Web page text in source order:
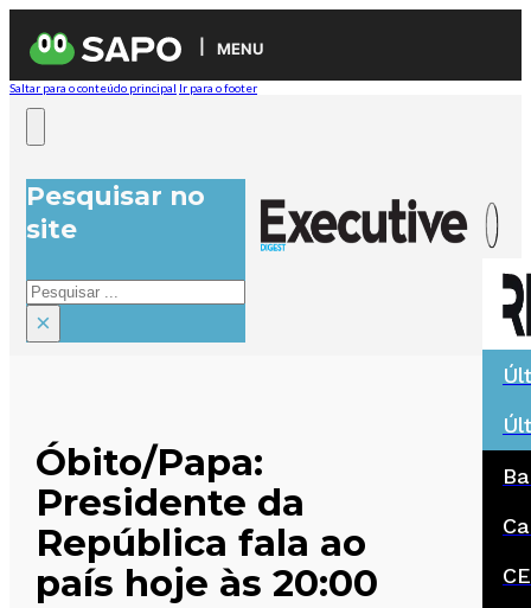
MENU
Saltar para o conteúdo principal Ir para o footer
Pesquisar no
site
Pesquisar
×
Óbito/Papa:
Presidente da
República fala ao
país hoje às 20:00